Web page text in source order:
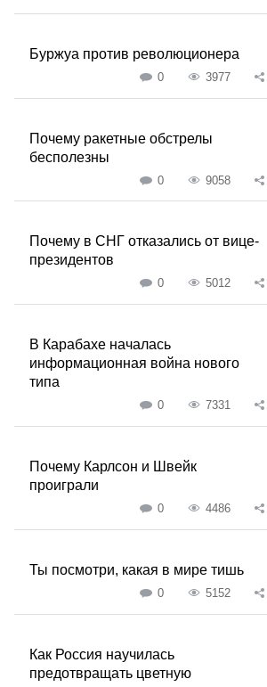
Буржуа против революционера
0 3977
Почему ракетные обстрелы
бесполезны
0 9058
Почему в СНГ отказались от вице-
президентов
0 5012
В Карабахе началась
информационная война нового
типа
0 7331
Почему Карлсон и Швейк
проиграли
0 4486
Ты посмотри, какая в мире тишь
0 5152
Как Россия научилась
предотвращать цветную